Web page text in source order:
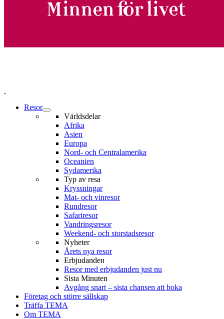
Resor
Världsdelar
Afrika
Asien
Europa
Nord- och Centralamerika
Oceanien
Sydamerika
Typ av resa
Kryssningar
Mat- och vinresor
Rundresor
Safariresor
Vandringsresor
Weekend- och storstadsresor
Nyheter
Årets nya resor
Erbjudanden
Resor med erbjudanden just nu
Sista Minuten
Avgång snart – sista chansen att boka
Företag och större sällskap
Träffa TEMA
Om TEMA